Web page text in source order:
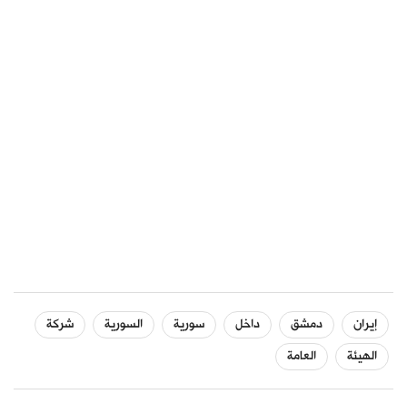
إيران دمشق داخل سورية السورية
شركة
الهيئة
العامة